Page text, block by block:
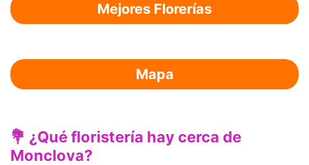
Mejores Florerías
Mapa
💐 ¿Qué floristería hay cerca de
Monclova?